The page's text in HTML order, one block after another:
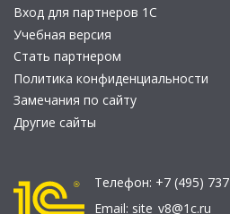
Вход для партнеров 1С
Учебная версия
Стать партнером
Политика конфиденциальности
Замечания по сайту
Другие сайты
Телефон: +7 (495)
Email: site_v8@1c.ru